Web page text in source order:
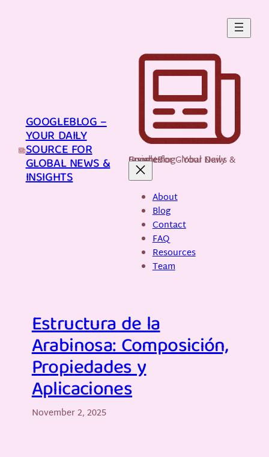
GOOGLEBLOG –
YOUR DAILY
SOURCE FOR
GLOBAL NEWS &
INSIGHTS
GoogleBlog - Your Daily Source for Global News & Insights
About
Blog
Contact
FAQ
Resources
Team
Estructura de la
Arabinosa: Composición,
Propiedades y
Aplicaciones
November 2, 2025